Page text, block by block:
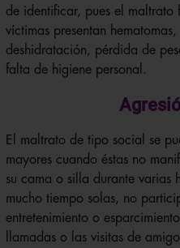
de identificar, pues el
víctimas presentan
deshidratación, pérdida de
falta de higiene personal.
El maltrato de tipo social se
mayores cuando éstas no
su cama o silla durante varias
mucho tiempo solas, no
entretenimiento o
llamadas o las visitas de